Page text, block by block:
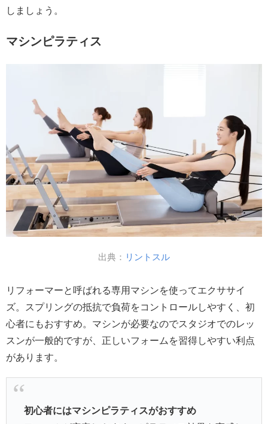
しましょう。
マシンピラティス
出典： リントスル
リフォーマーと呼ばれる専用マシンを使ってエクササイ
ズ。スプリングの抵抗で負荷をコントロールしやすく、初
心者にもおすすめ。マシンが必要なのでスタジオでのレッ
スンが一般的ですが、正しいフォームを習得しやすい利点
があります。
初心者にはマシンピラティスがおすすめ